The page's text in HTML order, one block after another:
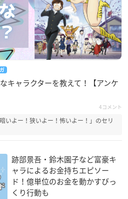
キャラクターを教えて！【アンケ
4コメント
いよー！狭いよー！怖いよー！」のセリ
跡部景吾・鈴木園子など富豪キ
ャラによるお金持ちエピソー
ド！億単位のお金を動かすびっ
くり行動も